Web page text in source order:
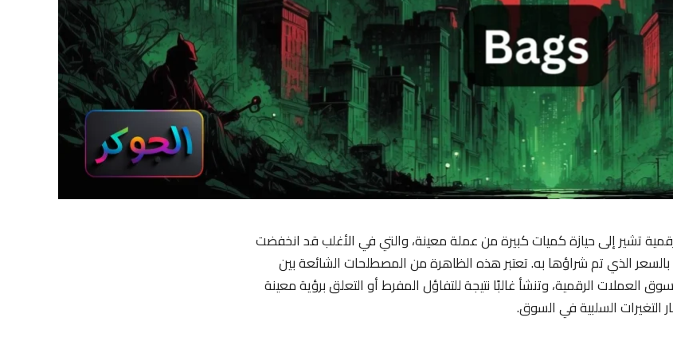
تشير إلى حيازة كميات كبيرة من عملة معينة، والتي في الأغلب قد انخفضت
الذي تم شراؤها به. تعتبر هذه الظاهرة من المصطلحات الشائعة بين
العملات الرقمية، وتنشأ غالبًا نتيجة للتفاؤل المفرط أو التعلق برؤية معينة
التغيرات السلبية في السوق.